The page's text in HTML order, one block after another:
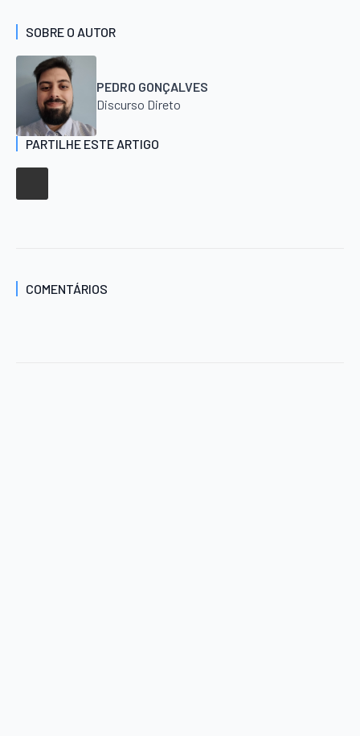
SOBRE O AUTOR
PEDRO GONÇALVES
Discurso Direto
PARTILHE ESTE ARTIGO
COMENTÁRIOS